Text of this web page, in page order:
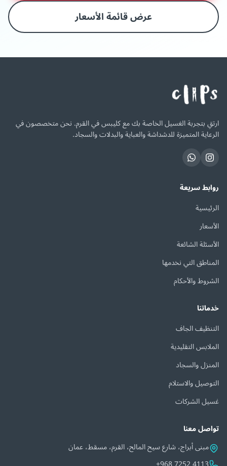
عرض قائمة الأسعار
ارتقِ بتجربة الغسيل الخاصة بك مع كليبس في القرم. نحن متخصصون في
الرعاية المتميزة للدشداشة والعباية والبدلات والسجاد.
روابط سريعة
الرئيسية
الأسعار
الأسئلة الشائعة
المناطق التي نخدمها
الشروط والأحكام
خدماتنا
التنظيف الجاف
الملابس التقليدية
المنزل والسجاد
التوصيل والاستلام
غسيل الشركات
تواصل معنا
مبنى أبراج، شارع سيح المالح، القرم، مسقط، عمان